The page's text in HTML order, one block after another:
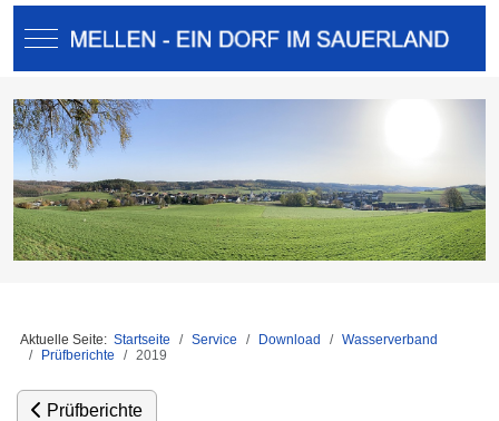
Mobile Menu Toggle
Aktuelle Seite: Startseite Service Download
Wasserverband
Prüfberichte
2019
Prüfberichte